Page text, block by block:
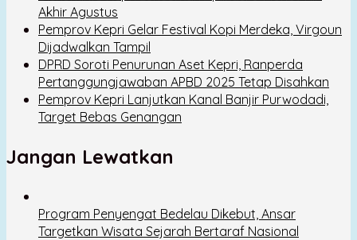
Akhir Agustus
Pemprov Kepri Gelar Festival Kopi Merdeka, Virgoun
Dijadwalkan Tampil
DPRD Soroti Penurunan Aset Kepri, Ranperda
Pertanggungjawaban APBD 2025 Tetap Disahkan
Pemprov Kepri Lanjutkan Kanal Banjir Purwodadi,
Target Bebas Genangan
Jangan Lewatkan
Program Penyengat Bedelau Dikebut, Ansar
Targetkan Wisata Sejarah Bertaraf Nasional